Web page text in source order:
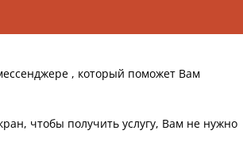
, который поможет Вам
чтобы получить услугу, Вам не нужно